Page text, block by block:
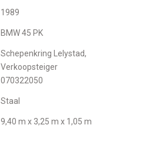
1989
BMW 45 PK
Schepenkring Lelystad,
Verkoopsteiger
070322050
Staal
9,40 m x 3,25 m x 1,05 m